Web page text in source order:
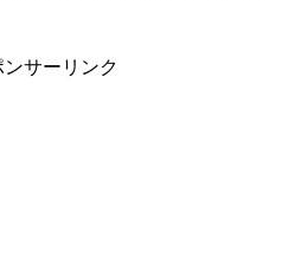
ンサーリンク